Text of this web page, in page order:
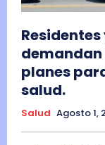
demandan
planes
salud.
Salud Agosto 1,